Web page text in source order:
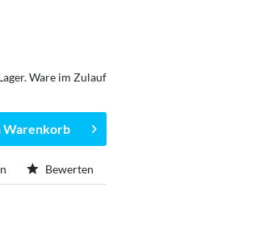
Ware im Zulauf
Warenkorb
Bewerten